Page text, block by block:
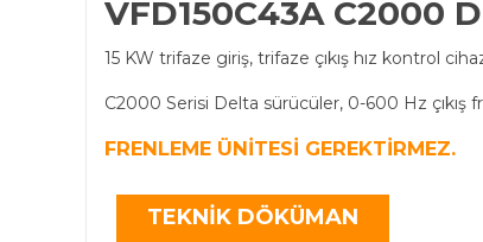
VFD150C43A C2000
15 KW trifaze giriş, trifaze çıkış hız kontrol
C2000 Serisi Delta sürücüler, 0-600 Hz çıkış
FRENLEME ÜNİTESİ GEREKTİRMEZ.
TEKNİK DÖKÜMAN